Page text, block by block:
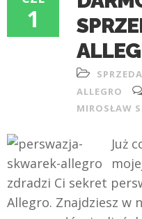
1
ALLEGRO
MIROSŁAW
Już
zdradzi Ci sekret
Allegro. Znajdziesz w